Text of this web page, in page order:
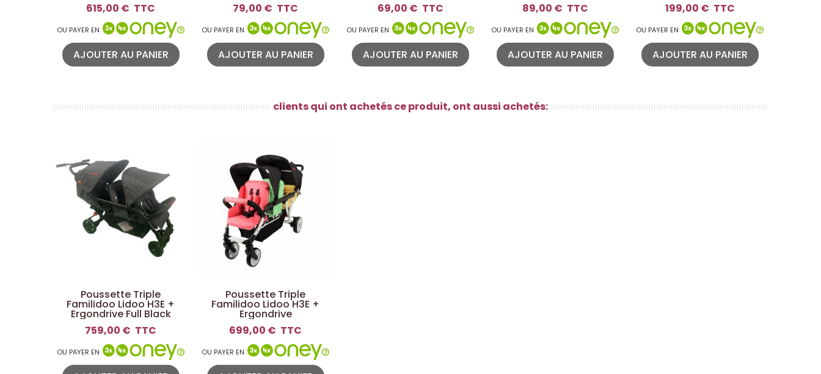
615,00 € TTC
OU PAYER EN
AJOUTER AU PANIER
79,00 € TTC
OU PAYER EN
AJOUTER AU PANIER
69,00 € TTC
OU PAYER EN
AJOUTER AU PANIER
89,00 € TTC
OU PAYER EN
AJOUTER AU PANIER
199,00 € TTC
OU PAYER EN
AJOUTER AU PANIER
clients qui ont achetés ce produit, ont aussi achetés:
Poussette Triple
Familidoo Lidoo H3E +
Ergondrive Full Black
759,00 € TTC
OU PAYER EN
Poussette Triple
Familidoo Lidoo H3E +
Ergondrive
699,00 € TTC
OU PAYER EN